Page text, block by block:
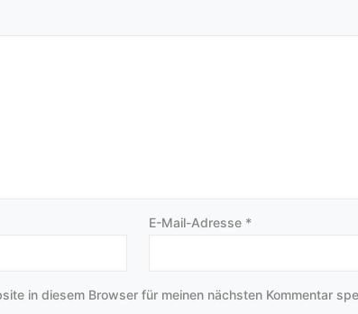
E-Mail-Adresse *
in diesem Browser für meinen nächsten Kommentar